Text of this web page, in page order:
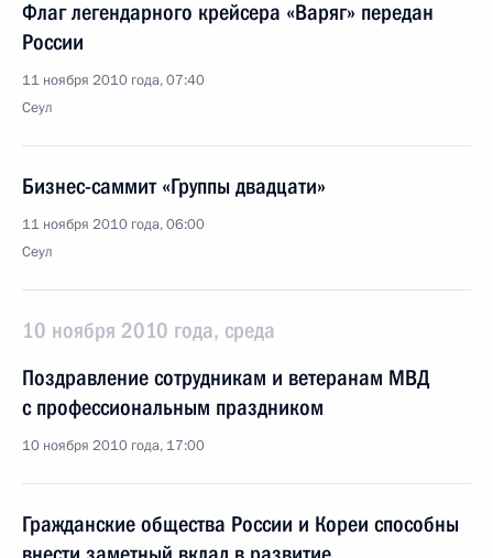
Флаг легендарного крейсера «Варяг» передан
России
11 ноября 2010 года, 07:40
Сеул
Бизнес-саммит «Группы двадцати»
11 ноября 2010 года, 06:00
Сеул
10 ноября 2010 года, среда
Поздравление сотрудникам и ветеранам МВД
с профессиональным праздником
10 ноября 2010 года, 17:00
Гражданские общества России и Кореи способны